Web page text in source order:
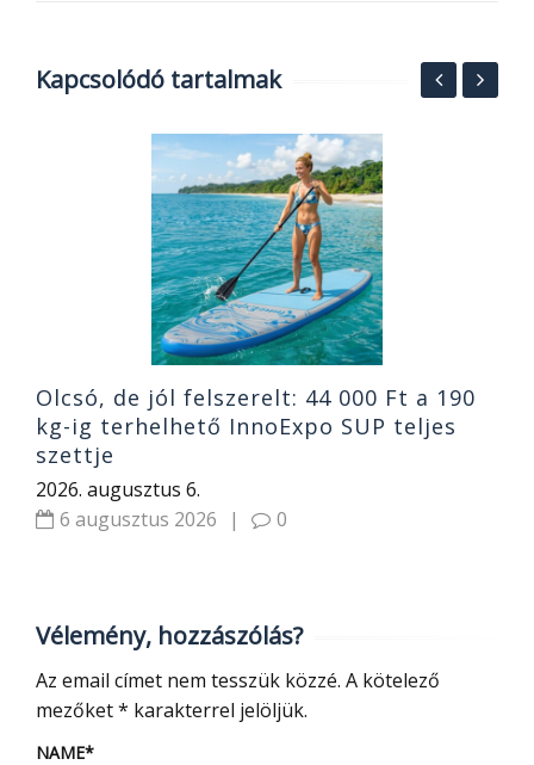
Kapcsolódó tartalmak
Olcsó, de jól felszerelt: 44 000 Ft a 190
kg-ig terhelhető InnoExpo SUP teljes
szettje
2026. augusztus 6.
6 augusztus 2026
| 0
Vélemény, hozzászólás?
Az email címet nem tesszük közzé. A kötelező
mezőket* karakterrel jelöljük.
NAME*